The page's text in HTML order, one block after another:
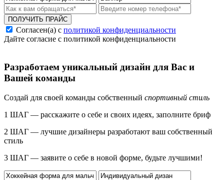
ПОЛУЧИТЬ ПРАЙС
Согласен(а) с политикой конфиденциальности
Дайте согласие с политикой конфиденциальности
Разработаем уникальный дизайн для Вас и
Вашей команды
Создай для своей команды собственный спортивный стиль
1 ШАГ — расскажите о себе и своих идеях, заполните бриф
2 ШАГ — лучшие дизайнеры разработают ваш собственный
стиль
3 ШАГ — заявите о себе в новой форме, будьте лучшими!